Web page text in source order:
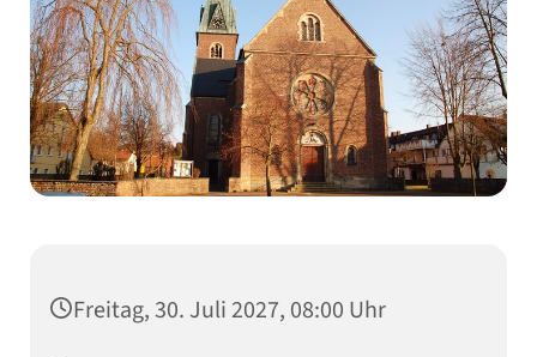
Freitag, 30. Juli 2027, 08:00 Uhr